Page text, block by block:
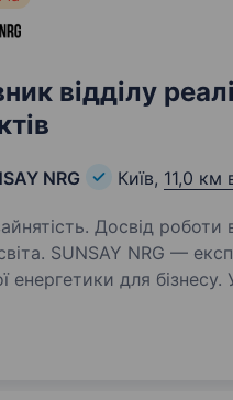
відділу
NRG Київ, 11,0 км
Досвід роботи
експерт у сфері
енергетики для